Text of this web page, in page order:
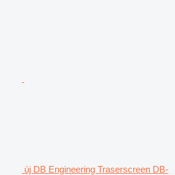
új DB Engineering Traserscreen DB-